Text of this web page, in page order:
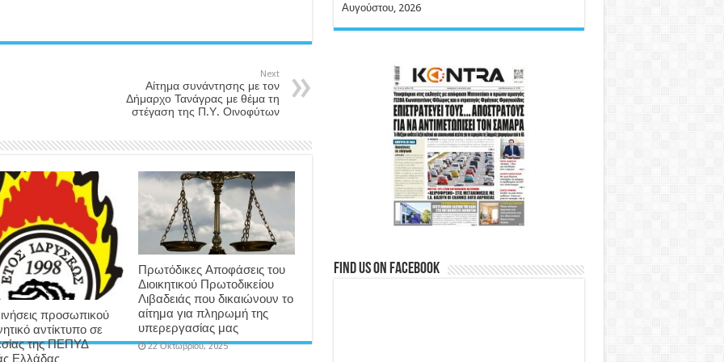
Next
Αίτημα συνάντησης με τον
Δήμαρχο Τανάγρας με θέμα τη
στέγαση της Π.Υ. Οινοφύτων
προσωπικού
αντίκτυπο σε
της ΠΕΠΥΔ
Ελλάδας
Πρωτόδικες Αποφάσεις του
Διοικητικού Πρωτοδικείου
Λιβαδειάς που δικαιώνουν το
αίτημα για πληρωμή της
υπερεργασίας μας
22 Οκτωβρίου, 2025
Αυγούστου, 2026
Find us on Facebook